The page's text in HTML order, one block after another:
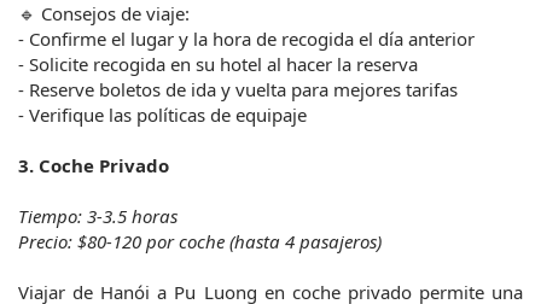
🔹 Consejos de viaje:
- Confirme el lugar y la hora de recogida el día anterior
- Solicite recogida en su hotel al hacer la reserva
- Reserve boletos de ida y vuelta para mejores tarifas
- Verifique las políticas de equipaje
3. Coche Privado
Tiempo: 3-3.5 horas
Precio: $80-120 por coche (hasta 4 pasajeros)